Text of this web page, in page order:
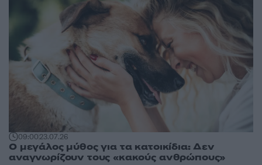
09:0023.07.26
Ο μεγάλος μύθος για τα κατοικίδια: Δεν
αναγνωρίζουν τους «κακούς ανθρώπους»